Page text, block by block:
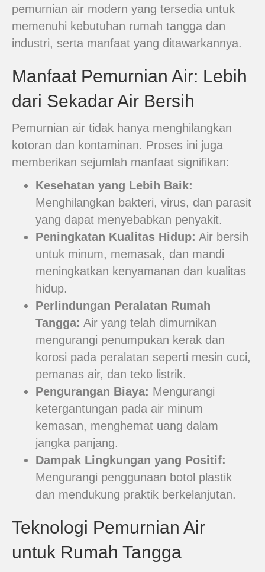
pemurnian air modern yang tersedia untuk
memenuhi kebutuhan rumah tangga dan
industri, serta manfaat yang ditawarkannya.
Manfaat Pemurnian Air: Lebih
dari Sekadar Air Bersih
Pemurnian air tidak hanya menghilangkan
kotoran dan kontaminan. Proses ini juga
memberikan sejumlah manfaat signifikan:
Kesehatan yang Lebih Baik:
Menghilangkan bakteri, virus, dan parasit
yang dapat menyebabkan penyakit.
Peningkatan Kualitas Hidup: Air bersih
untuk minum, memasak, dan mandi
meningkatkan kenyamanan dan kualitas
hidup.
Perlindungan Peralatan Rumah
Tangga: Air yang telah dimurnikan
mengurangi penumpukan kerak dan
korosi pada peralatan seperti mesin cuci,
pemanas air, dan teko listrik.
Pengurangan Biaya: Mengurangi
ketergantungan pada air minum
kemasan, menghemat uang dalam
jangka panjang.
Dampak Lingkungan yang Positif:
Mengurangi penggunaan botol plastik
dan mendukung praktik berkelanjutan.
Teknologi Pemurnian Air
untuk Rumah Tangga